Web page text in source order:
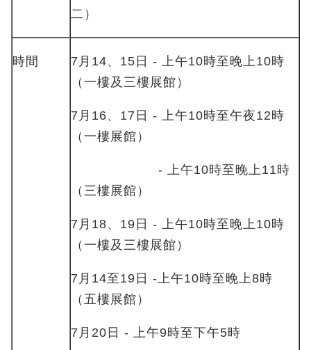
二）
時間
7月14、15日 - 上午10時至晚上10時
（一樓及三樓展館）
7月16、17日 - 上午10時至午夜12時
（一樓展館）
- 上午10時至晚上11時
（三樓展館）
7月18、19日 - 上午10時至晚上10時
（一樓及三樓展館）
7月14至19日 -上午10時至晚上8時
（五樓展館）
7月20日 - 上午9時至下午5時